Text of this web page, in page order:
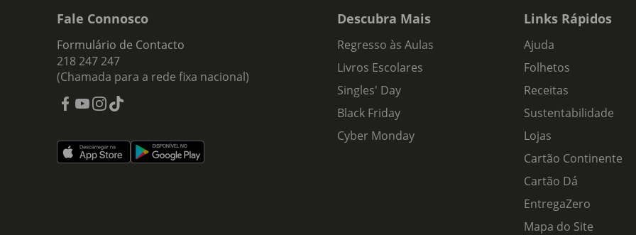
Fale Connosco
Formulário de Contacto
218 247 247
(Chamada para a rede fixa nacional)
Descubra Mais
Regresso às Aulas
Livros Escolares
Singles' Day
Black Friday
Cyber Monday
Links Rápidos
Ajuda
Folhetos
Receitas
Sustentabilidade
Lojas
Cartão Continente
Cartão Dá
EntregaZero
Mapa do Site